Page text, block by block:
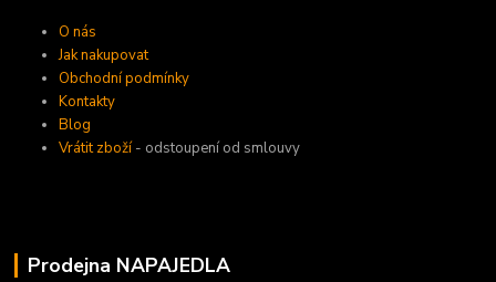
O nás
Jak nakupovat
Obchodní podmínky
Kontakty
Blog
Vrátit zboží- odstoupení od smlouvy
Prodejna NAPAJEDLA